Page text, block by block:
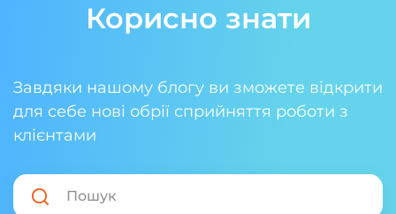
Корисно знати
Завдяки нашому блогу ви зможете відкрити
для себе нові обрії сприйняття роботи з
клієнтами